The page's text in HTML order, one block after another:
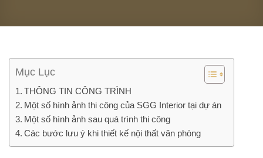
Mục Lục
THÔNG TIN CÔNG TRÌNH
Một số hình ảnh thi công của SGG Interior tại dự án
Một số hình ảnh sau quá trình thi công
Các bước lưu ý khi thiết kế nội thất văn phòng